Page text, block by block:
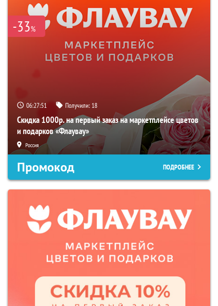
-33%
06:27:51 Получили: 18
Скидка 1000р. на первый заказ на маркетплейсе цветов
и подарков «Флаувау»
Россия
Промокод ПОДРОБНЕЕ